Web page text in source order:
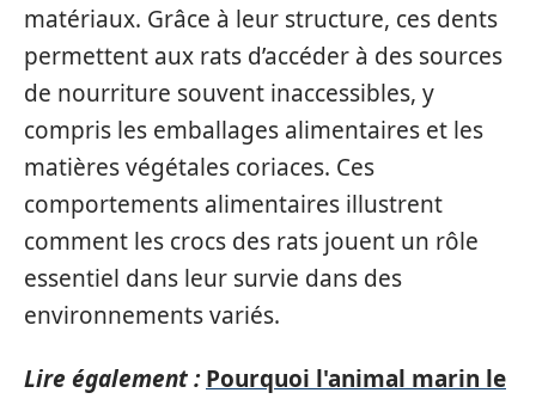
matériaux. Grâce à leur structure, ces dents
permettent aux rats d’accéder à des sources
de nourriture souvent inaccessibles, y
compris les emballages alimentaires et les
matières végétales coriaces. Ces
comportements alimentaires illustrent
comment les crocs des rats jouent un rôle
essentiel dans leur survie dans des
environnements variés.
Lire également : Pourquoi l'animal marin le